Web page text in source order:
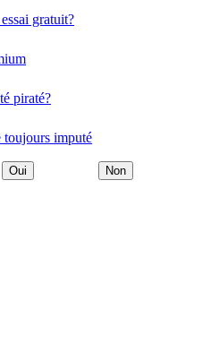
gratuit?
piraté?
toujours imputé
Oui Non